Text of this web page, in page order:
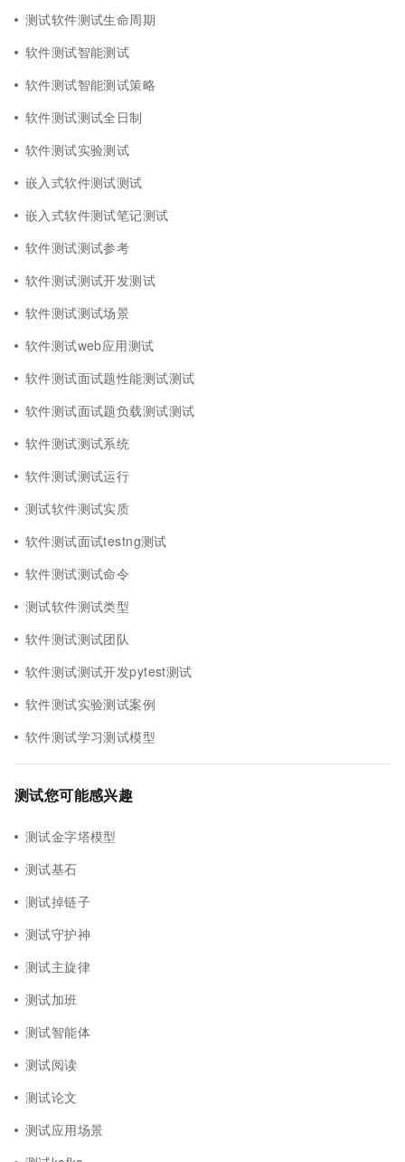
测试软件测试生命周期
软件测试智能测试
软件测试智能测试策略
软件测试测试全日制
软件测试实验测试
嵌入式软件测试测试
嵌入式软件测试笔记测试
软件测试测试参考
软件测试测试开发测试
软件测试测试场景
软件测试web应用测试
软件测试面试题性能测试测试
软件测试面试题负载测试测试
软件测试测试系统
软件测试测试运行
测试软件测试实质
软件测试面试testng测试
软件测试测试命令
测试软件测试类型
软件测试测试团队
软件测试测试开发pytest测试
软件测试实验测试案例
软件测试学习测试模型
测试您可能感兴趣
测试金字塔模型
测试基石
测试掉链子
测试守护神
测试主旋律
测试加班
测试智能体
测试阅读
测试论文
测试应用场景